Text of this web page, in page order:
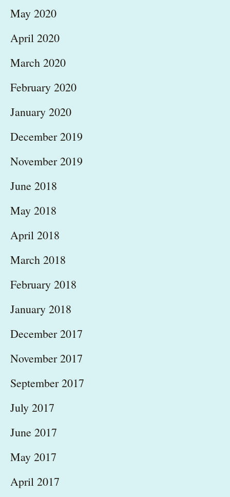
May 2020
April 2020
March 2020
February 2020
January 2020
December 2019
November 2019
June 2018
May 2018
April 2018
March 2018
February 2018
January 2018
December 2017
November 2017
September 2017
July 2017
June 2017
May 2017
April 2017